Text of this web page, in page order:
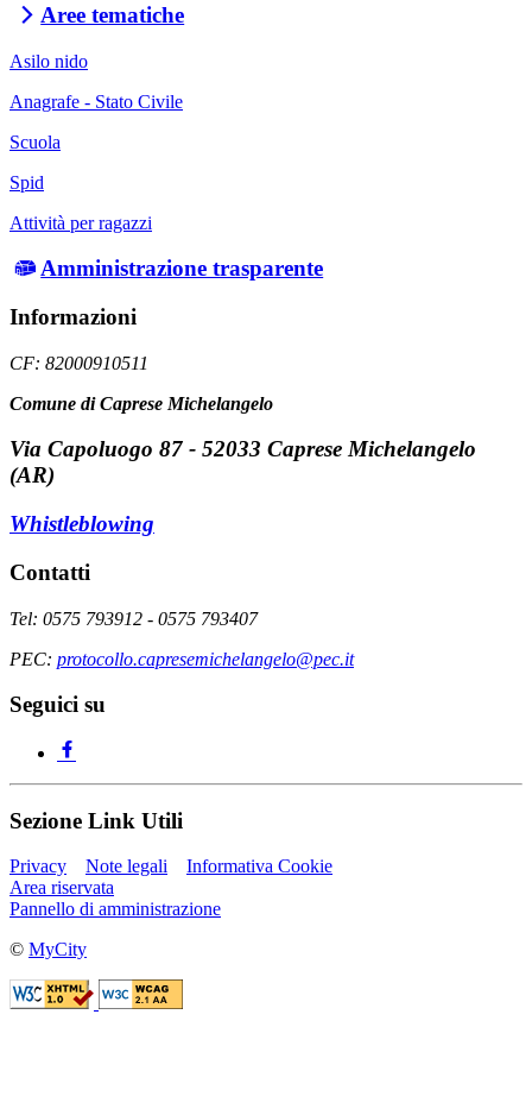
Aree tematiche
Asilo nido
Anagrafe - Stato Civile
Scuola
Spid
Attività per ragazzi
Amministrazione trasparente
Informazioni
CF: 82000910511
Comune di Caprese Michelangelo
Via Capoluogo 87 - 52033 Caprese Michelangelo
(AR)
Whistleblowing
Contatti
Tel: 0575 793912 - 0575 793407
PEC: protocollo.capresemichelangelo@pec.it
Seguici su
Sezione Link Utili
Privacy Note legali
Informativa Cookie
Area riservata
Pannello di amministrazione
© MyCity